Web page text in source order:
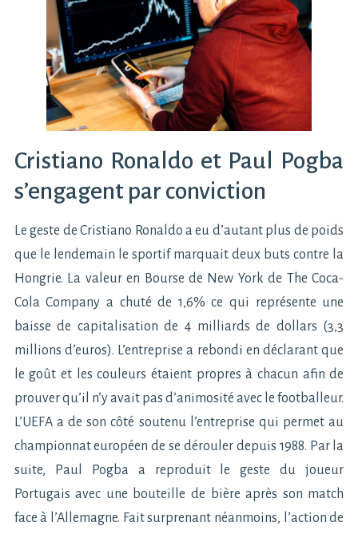
Cristiano Ronaldo et Paul Pogba
s’engagent par conviction
Le geste de Cristiano Ronaldo a eu d’autant plus de poids
que le lendemain le sportif marquait deux buts contre la
Hongrie. La valeur en Bourse de New York de The Coca-
Cola Company a chuté de 1,6% ce qui représente une
baisse de capitalisation de 4 milliards de dollars (3,3
millions d’euros). L’entreprise a rebondi en déclarant que
le goût et les couleurs étaient propres à chacun afin de
prouver qu’il n’y avait pas d’animosité avec le footballeur.
L’UEFA a de son côté soutenu l’entreprise qui permet au
championnat européen de se dérouler depuis 1988. Par la
suite, Paul Pogba a reproduit le geste du joueur
Portugais avec une bouteille de bière après son match
face à l’Allemagne. Fait surprenant néanmoins, l’action de